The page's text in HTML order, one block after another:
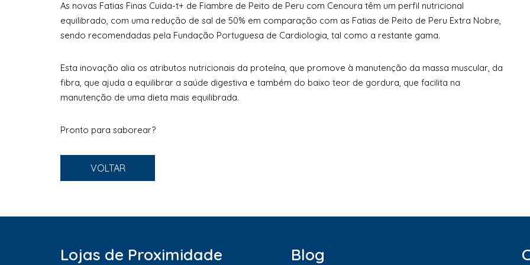
As novas Fatias Finas Cuida-t+ de Fiambre de Peito de Peru com Cenoura têm um perfil nutricional
equilibrado, com uma redução de sal de 50% em comparação com as Fatias de Peito de Peru Extra Nobre,
sendo recomendadas pela Fundação Portuguesa de Cardiologia, tal como a restante gama.
Esta inovação alia os atributos nutricionais da proteína, que promove à manutenção da massa muscular, da
fibra, que ajuda a equilibrar a saúde digestiva e também do baixo teor de gordura, que facilita na
manutenção de uma dieta mais equilibrada.
Pronto para saborear?
VOLTAR
Lojas de Proximidade Blog